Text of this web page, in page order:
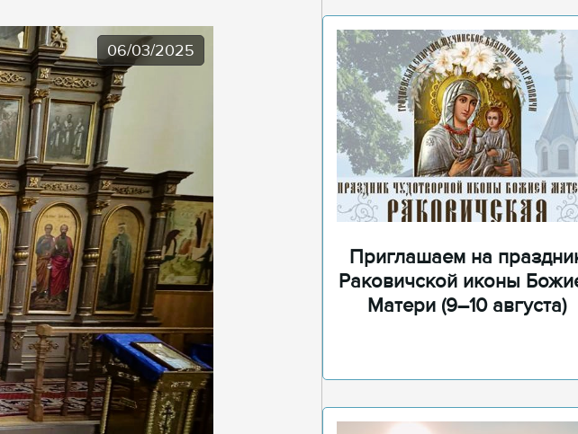
06/03/2025
Приглашаем на
Раковичской иконы
Матери (9–10 августа)